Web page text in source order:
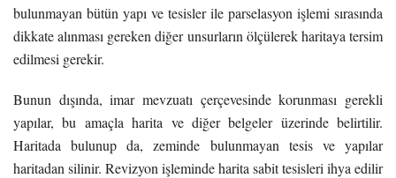
bulunmayan bütün yapı ve tesisler ile parselasyon işlemi sırasında
dikkate alınması gereken diğer unsurların ölçülerek haritaya tersim
edilmesi gerekir.
Bunun dışında, imar mevzuatı çerçevesinde korunması gerekli
yapılar, bu amaçla harita ve diğer belgeler üzerinde belirtilir.
Haritada bulunup da, zeminde bulunmayan tesis ve yapılar
haritadan silinir. Revizyon işleminde harita sabit tesisleri ihya edilir